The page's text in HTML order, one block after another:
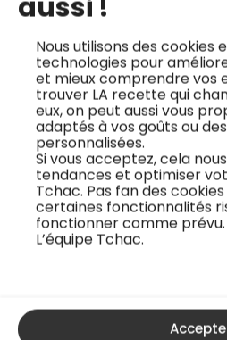
aussi !
Nous utilisons des cookies
technologies pour
et mieux comprendre vos
trouver LA recette qui
eux, on peut aussi vous
adaptés à vos goûts ou
personnalisées.
Si vous acceptez, cela
tendances et optimiser
Tchac. Pas fan des
certaines fonctionnalités
fonctionner comme prévu.
L’équipe Tchac.
un voyage à travers la cuisine
et salades iconiques.
techniques essentielles à
J'essaye gratuitement
La recette